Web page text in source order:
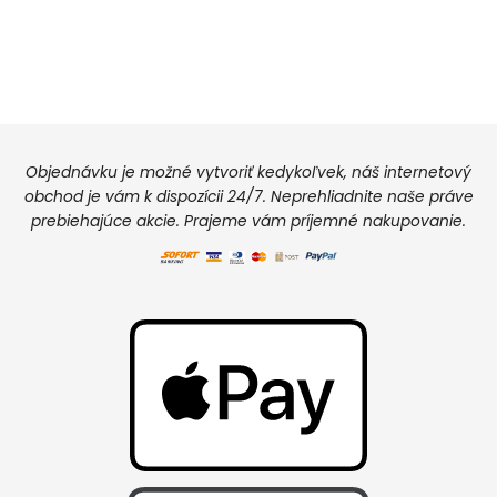
Objednávku je možné vytvoriť kedykoľvek, náš internetový
obchod je vám k dispozícii 24/7. Neprehliadnite naše práve
prebiehajúce akcie. Prajeme vám príjemné nakupovanie.